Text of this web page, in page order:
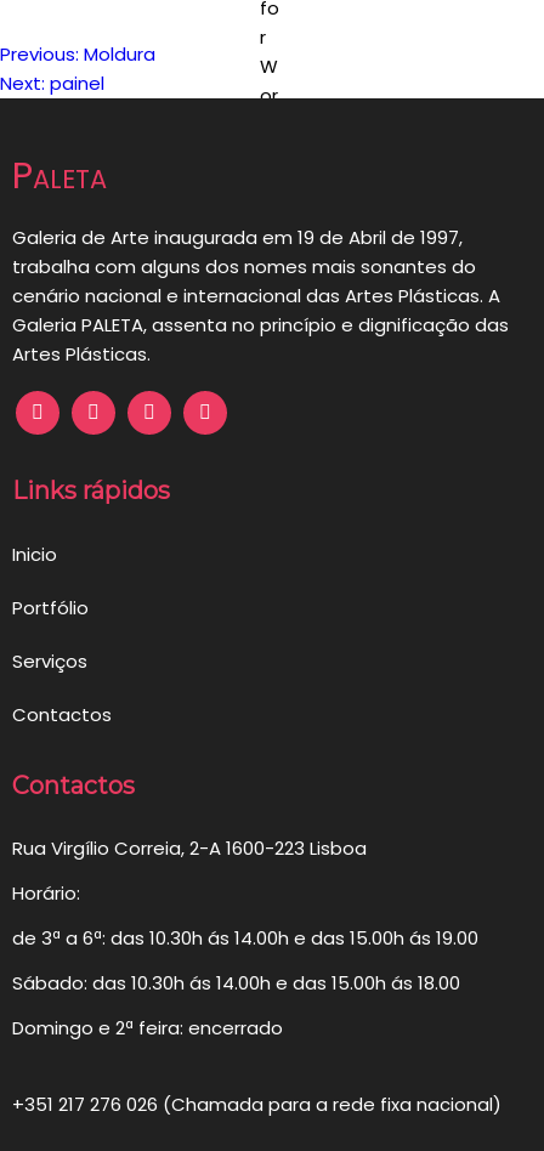
Navegação
artigos
Previous: Moldura
Next: painel
Paleta
Galeria de Arte inaugurada em 19 de Abril de 1997,
trabalha com alguns dos nomes mais sonantes do
cenário nacional e internacional das Artes Plásticas. A
Galeria PALETA, assenta no princípio e dignificação das
Artes Plásticas.
Links rápidos
Inicio
Portfólio
Serviços
Contactos
Contactos
Rua Virgílio Correia, 2-A 1600-223 Lisboa
Horário:
de 3ª a 6ª: das 10.30h ás 14.00h e das 15.00h ás 19.00
Sábado: das 10.30h ás 14.00h e das 15.00h ás 18.00
Domingo e 2ª feira: encerrado
+351 217 276 026 (Chamada para a rede fixa nacional)